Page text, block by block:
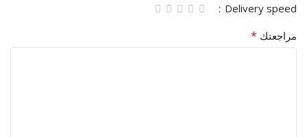
Delivery speed
مراجعتك *